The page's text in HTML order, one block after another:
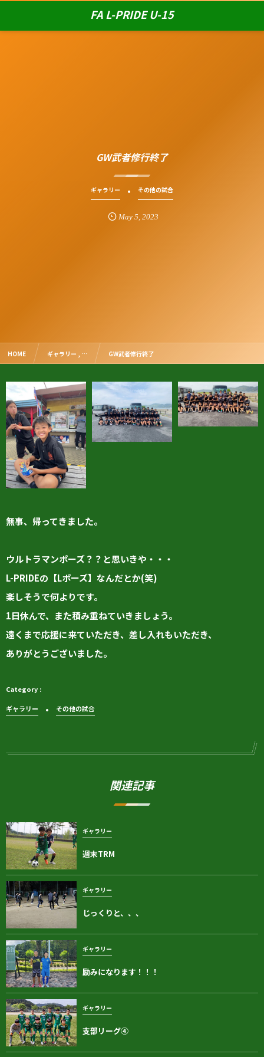
FA L-PRIDE U-15
GW武者修行終了
ギャラリー その他の試合
May 5, 2023
HOME ギャラリー , … GW武者修行終了
無事、帰ってきました。
ウルトラマンポーズ？？と思いきや・・・
L-PRIDEの【Lポーズ】なんだとか(笑)
楽しそうで何よりです。
1日休んで、また積み重ねていきましょう。
遠くまで応援に来ていただき、差し入れもいただき、
ありがとうございました。
ギャラリー その他の試合
関連記事
ギャラリー
週末TRM
ギャラリー
じっくりと、、、
ギャラリー
励みになります！！！
ギャラリー
支部リーグ④